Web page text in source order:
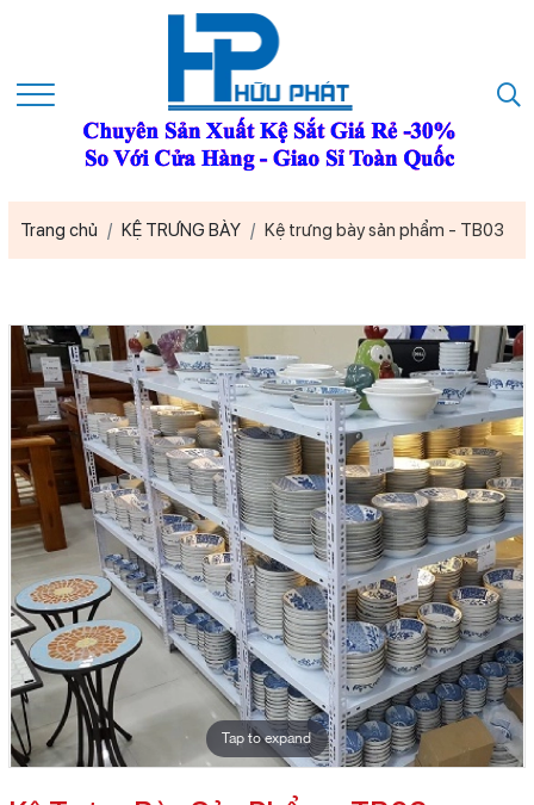
Trang chủ KỆ TRƯNG BÀY Kệ trưng bày sản phẩm - TB03
Tap to expand